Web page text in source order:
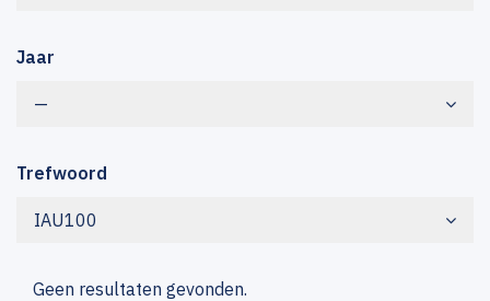
Jaar
—
Trefwoord
IAU100
Geen resultaten gevonden.